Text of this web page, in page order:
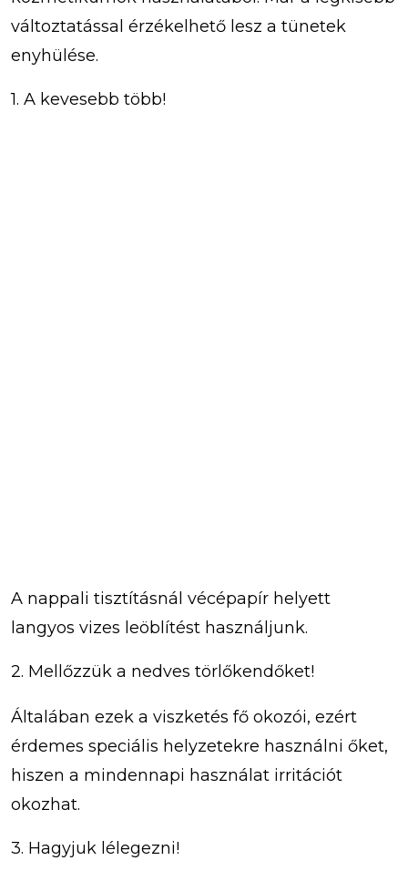
változtatással érzékelhető lesz a tünetek
enyhülése.
1. A kevesebb több!
A nappali tisztításnál vécépapír helyett
langyos vizes leöblítést használjunk.
2. Mellőzzük a nedves törlőkendőket!
Általában ezek a viszketés fő okozói, ezért
érdemes speciális helyzetekre használni őket,
hiszen a mindennapi használat irritációt
okozhat.
3. Hagyjuk lélegezni!